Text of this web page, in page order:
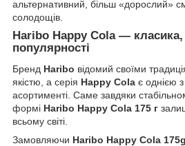
альтернативний, більш «дорослий»
солодощів.
Haribo Happy Cola —
популярності
Бренд Haribo відомий своїми
якістю, а серія Happy Cola є однією
асортименті. Саме завдяки
формі Haribo Happy Cola 175 г
всьому світі.
Замовляючи Haribo Happy Cola 175g